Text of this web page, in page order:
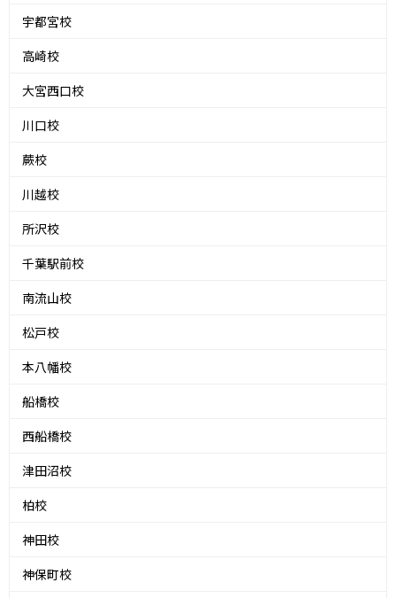
宇都宮校
高崎校
大宮西口校
川口校
蕨校
川越校
所沢校
千葉駅前校
南流山校
松戸校
本八幡校
船橋校
西船橋校
津田沼校
柏校
神田校
神保町校